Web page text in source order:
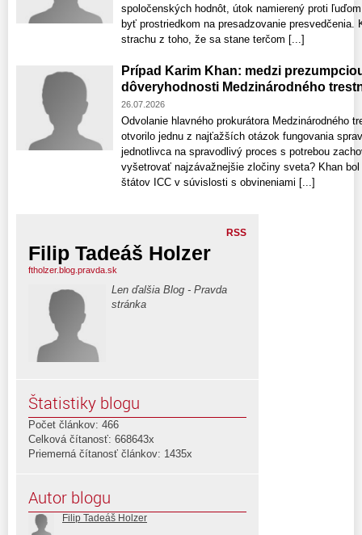
spoločenských hodnôt, útok namierený proti
byť prostriedkom na presadzovanie
strachu z toho, že sa stane terčom [...]
Prípad Karim Khan: medzi
dôveryhodnosti Medzinárodného
26.07.2026
Odvolanie hlavného prokurátora Medzinárodného
otvorilo jednu z najťažších otázok fungovania
jednotlivca na spravodlivý proces s potrebou
vyšetrovať najzávažnejšie zločiny sveta? Khan
štátov ICC v súvislosti s obvineniami [...]
RSS
Filip Tadeáš Holzer
ftholzer.blog.pravda.sk
Len ďalšia Blog - Pravda
stránka
Štatistiky blogu
Počet článkov: 466
Celková čítanosť: 668643x
Priemerná čítanosť článkov: 1435x
Autor blogu
Filip Tadeáš Holzer